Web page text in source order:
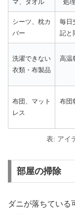
表: アイ
マ、タオル 処
シーツ、枕カ
バー
毎日
記と
洗濯できない
衣類・布製品
高温
布団、マット
レス
布団
部屋の掃除
ダニが落ちている